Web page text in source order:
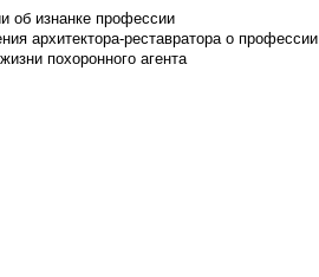
об изнанке профессии
архитектора-реставратора о профессии
похоронного агента